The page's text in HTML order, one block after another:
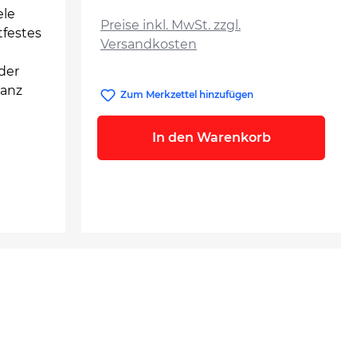
Preise inkl. MwSt. zzgl.
Versandkosten
Zum Merkzettel hinzufügen
In den Warenkorb